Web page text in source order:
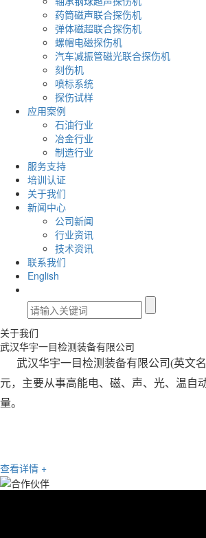
药筒磁声联合探伤机
弹体磁超联合探伤机
螺帽电磁探伤机
汽车减振管磁光联合探伤机
刻伤机
喷标系统
探伤试样
应用案例
石油行业
冶金行业
制造行业
服务支持
培训认证
关于我们
新闻中心
公司新闻
行业资讯
技术资讯
联系我们
English
关于我们
武汉华宇一目检测装备有限公司
武汉华宇一目检测装备有限公司(英文
元，主要从事高能电、磁、声、光、温自
量。
查看详情 +